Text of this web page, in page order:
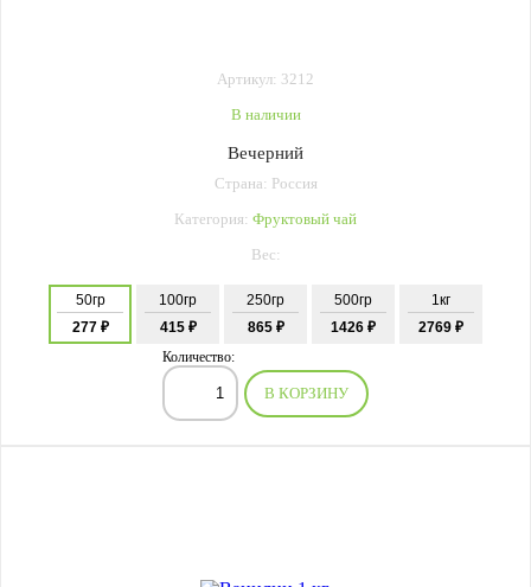
Артикул: 3212
В наличии
Вечерний
Страна: Россия
Категория: Фруктовый чай
Вес:
50гр
277 ₽
100гр
415 ₽
250гр
865 ₽
500гр
1426 ₽
1кг
2769 ₽
Количество:
В КОРЗИНУ